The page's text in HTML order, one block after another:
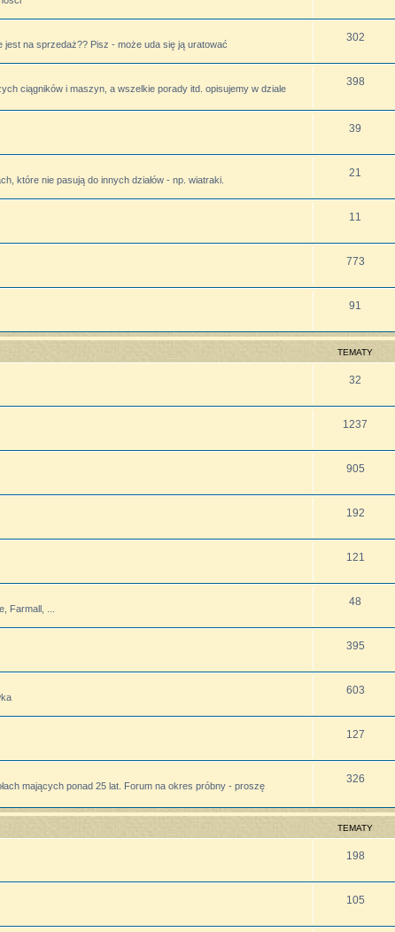
na sprzedaż?? Pisz - może uda się ją uratować
302
ciągników i maszyn, a wszelkie porady itd. opisujemy w dziale
398
39
które nie pasują do innych działów - np. wiatraki.
21
11
773
91
TEMATY
32
1237
905
192
121
Farmall, ...
48
395
603
127
mających ponad 25 lat. Forum na okres próbny - proszę
326
TEMATY
198
105